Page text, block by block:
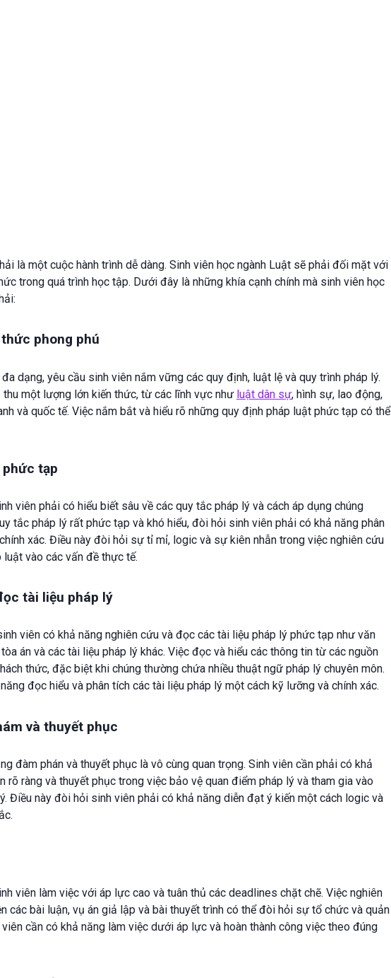
là một cuộc hành trình dễ dàng. Sinh viên học ngành Luật sẽ phải đối mặt với
trong quá trình học tập. Dưới đây là những khía cạnh chính mà sinh viên học
phong phú
dạng, yêu cầu sinh viên nắm vững các quy định, luật lệ và quy trình pháp lý.
một lượng lớn kiến thức, từ các lĩnh vực như luật dân sự, hình sự, lao động,
và quốc tế. Việc nắm bắt và hiểu rõ những quy định pháp luật phức tạp có thể
phức tạp
viên phải có hiểu biết sâu về các quy tắc pháp lý và cách áp dụng chúng
tắc pháp lý rất phức tạp và khó hiểu, đòi hỏi sinh viên phải có khả năng phân
xác. Điều này đòi hỏi sự tỉ mỉ, logic và sự kiên nhẫn trong việc nghiên cứu
vào các vấn đề thực tế.
tài liệu pháp lý
viên có khả năng nghiên cứu và đọc các tài liệu pháp lý phức tạp như văn
án và các tài liệu pháp lý khác. Việc đọc và hiểu các thông tin từ các nguồn
thức, đặc biệt khi chúng thường chứa nhiều thuật ngữ pháp lý chuyên môn.
đọc hiểu và phân tích các tài liệu pháp lý một cách kỹ lưỡng và chính xác.
và thuyết phục
đàm phán và thuyết phục là vô cùng quan trọng. Sinh viên cần phải có khả
rõ ràng và thuyết phục trong việc bảo vệ quan điểm pháp lý và tham gia vào
Điều này đòi hỏi sinh viên phải có khả năng diễn đạt ý kiến một cách logic và
viên làm việc với áp lực cao và tuân thủ các deadlines chặt chẽ. Việc nghiên
các bài luận, vụ án giả lập và bài thuyết trình có thể đòi hỏi sự tổ chức và quản
cần có khả năng làm việc dưới áp lực và hoàn thành công việc theo đúng